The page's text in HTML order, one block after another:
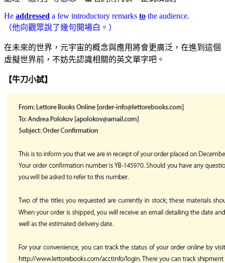
He addressed a few introductory remarks to the audience.
（他向觀眾說了幾句開場白。）
在未來的世界，元宇宙的概念與應用將會更廣泛，在進到這個
虛擬世界前，不妨先認識相關的英文單字吧。
【牛刀小試】